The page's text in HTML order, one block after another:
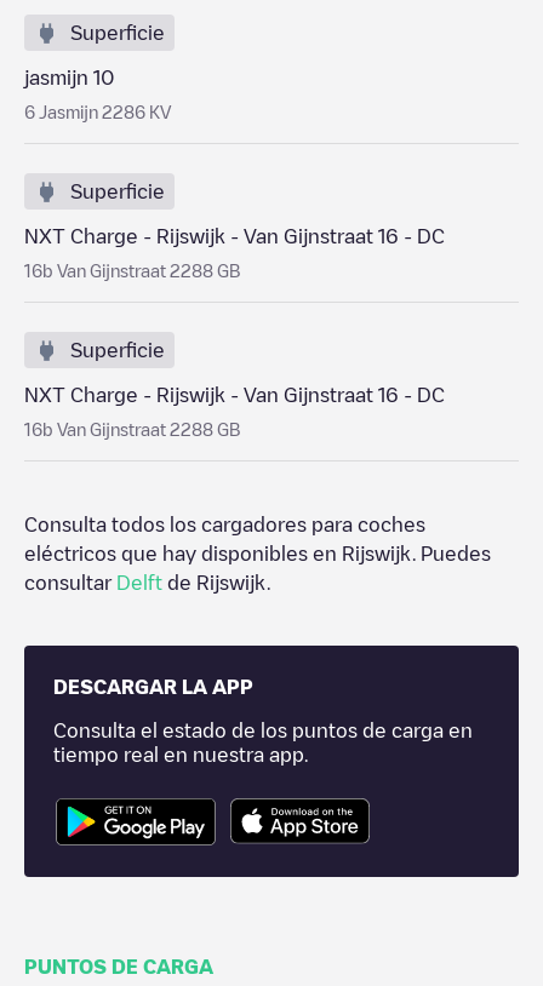
Superficie
jasmijn 10
6 Jasmijn 2286 KV
Superficie
NXT Charge - Rijswijk - Van Gijnstraat 16 - DC
16b Van Gijnstraat 2288 GB
Superficie
NXT Charge - Rijswijk - Van Gijnstraat 16 - DC
16b Van Gijnstraat 2288 GB
Consulta todos los cargadores para coches
eléctricos que hay disponibles en Rijswijk
. Puedes
consultar Delft de Rijswijk
DESCARGAR LA APP
Consulta el estado de los puntos de carga en
tiempo real en nuestra app.
PUNTOS DE CARGA